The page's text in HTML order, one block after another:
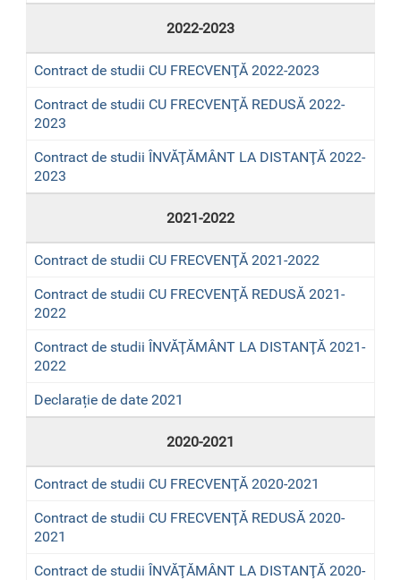
2022-2023
Contract de studii CU FRECVENŢĂ 2022-2023
Contract de studii CU FRECVENŢĂ REDUSĂ 2022-
2023
Contract de studii ÎNVĂŢĂMÂNT LA DISTANŢĂ 2022-
2023
2021-2022
Contract de studii CU FRECVENŢĂ 2021-2022
Contract de studii CU FRECVENŢĂ REDUSĂ 2021-
2022
Contract de studii ÎNVĂŢĂMÂNT LA DISTANŢĂ 2021-
2022
Declarație de date 2021
2020-2021
Contract de studii CU FRECVENŢĂ 2020-2021
Contract de studii CU FRECVENŢĂ REDUSĂ 2020-
2021
Contract de studii ÎNVĂŢĂMÂNT LA DISTANŢĂ 2020-